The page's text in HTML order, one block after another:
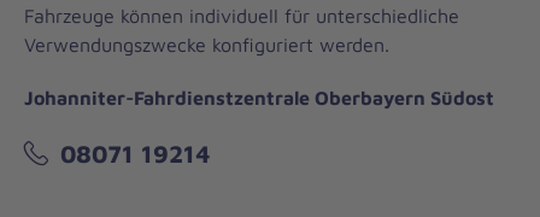
Fahrzeuge können individuell für unterschiedliche
Verwendungszwecke konfiguriert werden.
Johanniter-Fahrdienstzentrale Oberbayern Südost
08071 19214